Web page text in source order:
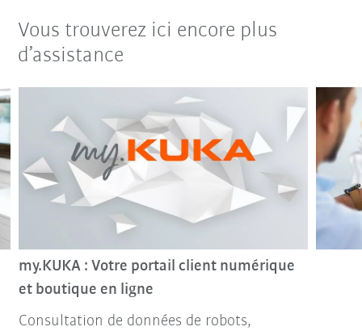
Vous trouverez ici encore plus
d’assistance
my.KUKA : Votre portail client numérique
et boutique en ligne
Consultation de données de robots,